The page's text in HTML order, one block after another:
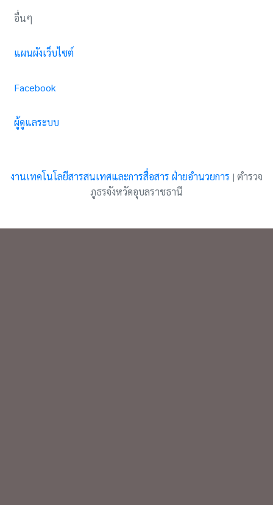
อื่นๆ
แผนผังเว็บไซต์
Facebook
ผู้ดูแลระบบ
งานเทคโนโลยีสารสนเทศและการสื่อสาร ฝ่ายอำนวยการ | ตำรวจ
ภูธรจังหวัดอุบลราชธานี